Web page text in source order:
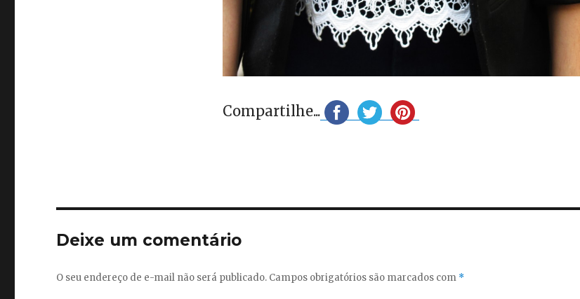
Compartilhe...
Deixe um comentário
O seu endereço de e-mail não será publicado. Campos obrigatórios são marcados com *